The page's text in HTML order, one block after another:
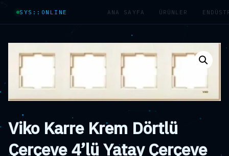
SYS::ONLINE ANA SAYFA ÜRÜNLER
Viko Karre Krem Dörtlü
Çerçeve 4’lü Yatay Çerçeve